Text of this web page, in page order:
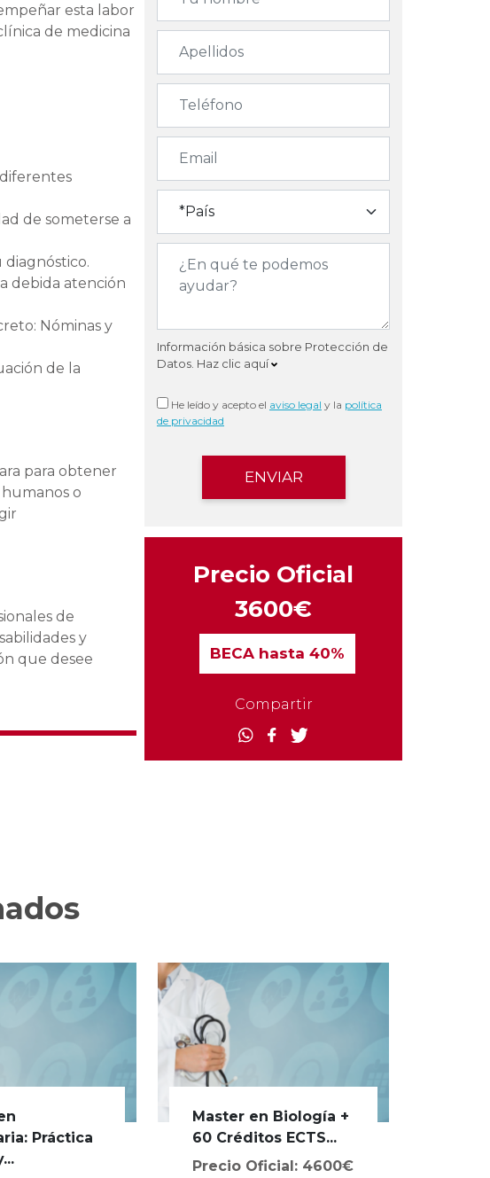
esta labor
de medicina
de someterse a
debida atención
Nóminas y
de la
para obtener
o
de
y
que desee
Información básica sobre Protección de
Datos. Haz clic aquí
He leído y acepto el aviso legal y la política
de privacidad
Precio Oficial
3600€
BECAhasta 40%
Compartir
Práctica
Master en Biología +
60 Créditos ECTS...
Precio Oficial: 4600€